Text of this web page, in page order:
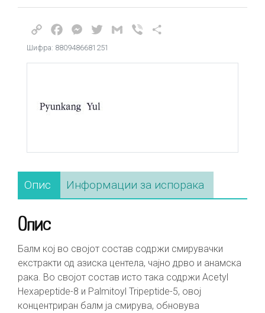
Copy
Link
FacebookMessenger
TwitterGmail Viber
Шифра: 8809486681251
Опис Информации за испорака
Опис
Балм кој во својот состав содржи смирувачки
екстракти од азиска центела, чајно дрво и анамска
рака. Во својот состав исто така содржи Acetyl
Hexapeptide-8 и Palmitoyl Tripeptide-5, овој
концентриран балм ја смирува, обновува